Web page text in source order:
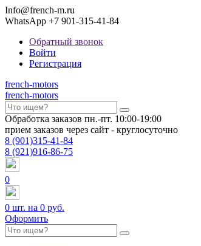
Info@french-m.ru
WhatsApp +7 901-315-41-84
Обратный звонок
Войти
Регистрация
french-motors
french-motors
Обработка заказов пн.-пт. 10:00-19:00
прием заказов через сайт - круглосуточно
8 (901)315-41-84
8 (921)916-86-75
0
0 шт. на 0 руб.
Оформить